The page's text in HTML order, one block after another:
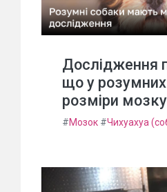
Дослідження
що у
розміри
#Мозок #Чихуахуа